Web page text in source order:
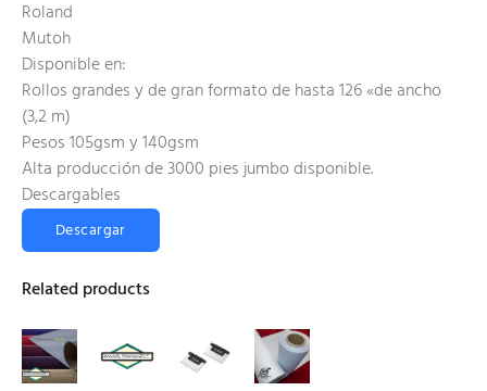
Roland
Mutoh
Disponible en:
Rollos grandes y de gran formato de hasta 126 «de ancho
(3,2 m)
Pesos 105gsm y 140gsm
Alta producción de 3000 pies jumbo disponible.
Descargables
Descargar
Related products